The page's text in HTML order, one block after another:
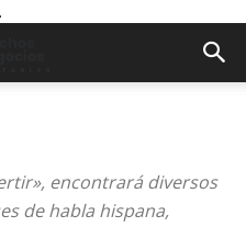
.
encontrará diversos
de habla hispana,